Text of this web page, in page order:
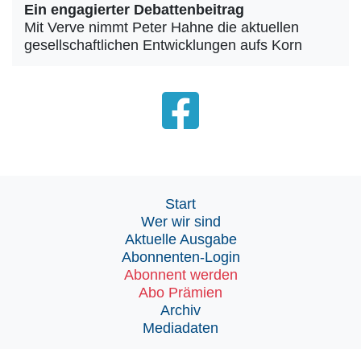
Ein engagierter Debattenbeitrag
Mit Verve nimmt Peter Hahne die aktuellen
gesellschaftlichen Entwicklungen aufs Korn
Start
Wer wir sind
Aktuelle Ausgabe
Abonnenten-Login
Abonnent werden
Abo Prämien
Archiv
Mediadaten